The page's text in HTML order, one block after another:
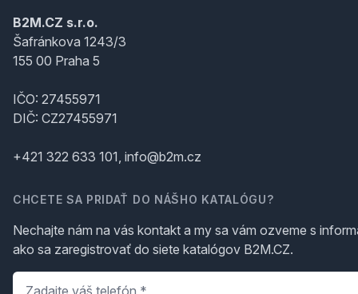
B2M.CZ s.r.o.
Šafránkova 1243/3
155 00 Praha 5
IČO: 27455971
DIČ: CZ27455971
+421 322 633 101, info@b2m.cz
CHCETE SA PRIDAŤ DO NÁŠHO KATALÓGU?
Nechajte nám na vás kontakt a my sa vám ozveme s
ako sa zaregistrovať do siete katalógov B2M.CZ.
Telefón